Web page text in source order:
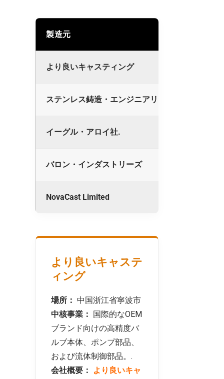
製造元
より良いキャスティング
ステンレス鋳造・エンジニアリング.
イーグル・アロイ社.
バロン・インダストリーズ
NovaCast Limited
より良いキャステ
ィング
場所： 中国浙江省寧波市
中核事業： 国際的なOEM
ブランド向けの高精度バ
ルブ本体、ポンプ部品、
および流体制御部品。.
会社概要：
より良いキャ